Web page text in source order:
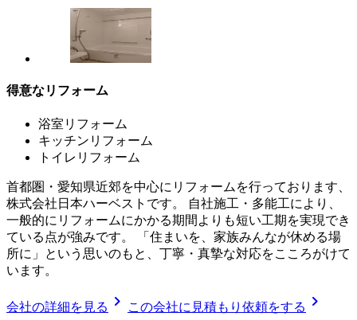
得意なリフォーム
浴室リフォーム
キッチンリフォーム
トイレリフォーム
首都圏・愛知県近郊を中心にリフォームを行っております、
株式会社日本ハーベストです。 自社施工・多能工により、
一般的にリフォームにかかる期間よりも短い工期を実現でき
ている点が強みです。 「住まいを、家族みんなが休める場
所に」という思いのもと、丁寧・真摯な対応をこころがけて
います。
会社の詳細を見る chevron_right この会社に見積もり依頼をする chevron_right